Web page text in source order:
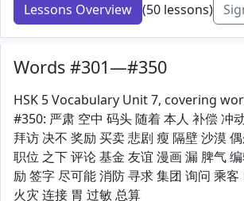
Lessons Overview (50 lessons)
Words #301—#350
HSK 5 Vocabulary Unit 7, covering
#350: 严肃 空中 码头 随着 本人 补偿 冲
拜访 决不 奖励 买卖 悲剧 瘦 隔壁 沙漠
职位 之下 评论 基金 友谊 漫画 漏 脾气
励 签字 尽可能 消防 寻求 集团 询问 乘
火灾 连接 胃 过敏 总算